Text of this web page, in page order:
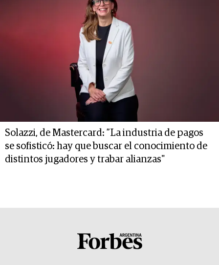
Solazzi, de Mastercard: ”La industria de pagos
se sofisticó: hay que buscar el conocimiento de
distintos jugadores y trabar alianzas"